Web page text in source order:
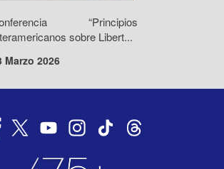
“Principios
sobre Libert...
Marzo 2026